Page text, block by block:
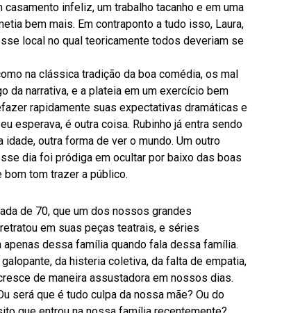
infeliz, um trabalho tacanho e em uma
bem mais. Em contraponto a tudo isso, Laura,
local no qual teoricamente todos deveriam se
na clássica tradição da boa comédia, os mal
da narrativa, e a plateia em um exercício bem
rapidamente suas expectativas dramáticas e
esperava, é outra coisa. Rubinho já entra sendo
outra forma de ver o mundo. Um outro
dia foi pródiga em ocultar por baixo das boas
tom trazer a público.
de 70, que um dos nossos grandes
em suas peças teatrais, e séries
dessa família quando fala dessa família.
da histeria coletiva, da falta de empatia,
de maneira assustadora em nossos dias.
será que é tudo culpa da nossa mãe? Ou do